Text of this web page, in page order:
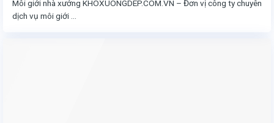
Môi giới nhà xưởng KHOXUONGDEP.COM.VN – Đơn vị công ty chuyên
dịch vụ môi giới ...